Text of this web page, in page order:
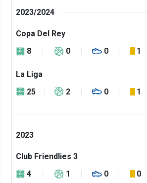
2023/2024
Copa Del Rey
8
0 0 1
La Liga
25
2 0 1
2023
Club Friendlies 3
4
1 0 0